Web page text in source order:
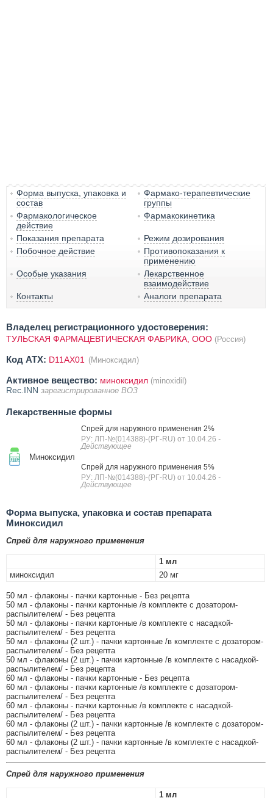
Форма выпуска, упаковка и
состав
Фармако-терапевтические
группы
Фармакологическое
действие
Фармакокинетика
Показания препарата
Режим дозирования
Побочное действие
Противопоказания к
применению
Особые указания
Лекарственное
взаимодействие
Контакты
Аналоги препарата
Владелец регистрационного удостоверения:
ТУЛЬСКАЯ ФАРМАЦЕВТИЧЕСКАЯ ФАБРИКА, ООО (Россия)
Код ATX: D11AX01 (Миноксидил)
Активное вещество: миноксидил (minoxidil)
Rec.INN зарегистрированное ВОЗ
Лекарственные формы
Миноксидил
Спрей для наружного применения 2%
РУ: ЛП-№(014388)-(РГ-RU) от 10.04.26 -
Действующее
Спрей для наружного применения 5%
РУ: ЛП-№(014388)-(РГ-RU) от 10.04.26 -
Действующее
Форма выпуска, упаковка и состав препарата
Миноксидил
Спрей для наружного применения
1 мл
миноксидил
20 мг
50 мл - флаконы - пачки картонные - Без рецепта
50 мл - флаконы - пачки картонные /в комплекте с дозатором-
распылителем/ - Без рецепта
50 мл - флаконы - пачки картонные /в комплекте с насадкой-
распылителем/ - Без рецепта
50 мл - флаконы (2 шт.) - пачки картонные /в комплекте с дозатором-
распылителем/ - Без рецепта
50 мл - флаконы (2 шт.) - пачки картонные /в комплекте с насадкой-
распылителем/ - Без рецепта
60 мл - флаконы - пачки картонные - Без рецепта
60 мл - флаконы - пачки картонные /в комплекте с дозатором-
распылителем/ - Без рецепта
60 мл - флаконы - пачки картонные /в комплекте с насадкой-
распылителем/ - Без рецепта
60 мл - флаконы (2 шт.) - пачки картонные /в комплекте с дозатором-
распылителем/ - Без рецепта
60 мл - флаконы (2 шт.) - пачки картонные /в комплекте с насадкой-
распылителем/ - Без рецепта
Спрей для наружного применения
1 мл